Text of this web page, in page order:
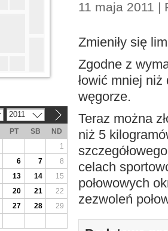
11 maja 2011 |
Zmieniły się
Zgodne z
łowić mniej
węgorze.
Teraz można
niż 5
celach
połowowych
zezwoleń
2011
PT SB
ND
1
6 7
8
13 14
15
20 21
22
27 28
29